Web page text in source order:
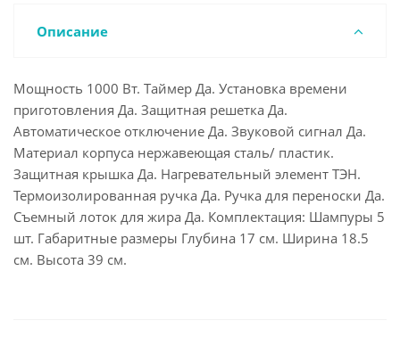
Описание
Мощность 1000 Вт. Таймер Да. Установка времени
приготовления Да. Защитная решетка Да.
Автоматическое отключение Да. Звуковой сигнал Да.
Материал корпуса нержавеющая сталь/ пластик.
Защитная крышка Да. Нагревательный элемент ТЭН.
Термоизолированная ручка Да. Ручка для переноски Да.
Съемный лоток для жира Да. Комплектация: Шампуры 5
шт. Габаритные размеры Глубина 17 см. Ширина 18.5
см. Высота 39 см.